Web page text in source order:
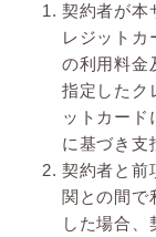
契約者が本
レジットカ
の利用料金
指定したク
ットカード
に基づき支
契約者と前
関との間で
した場合、